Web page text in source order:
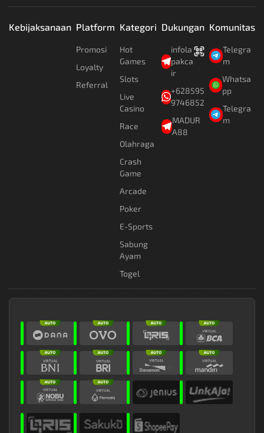
Kebijaksanaan Platform
Promosi
Loyalty
Referral
Kategori
Hot
Games
Slots
Live
Casino
Race
Olahraga
Crash
Game
Arcade
Poker
E-Sports
Sabung
Ayam
Togel
Dukungan
infola
pakca
ir
+628595
9746852
MADUR
A88
Komunitas
Telegra
m
Whatsa
pp
Telegra
m